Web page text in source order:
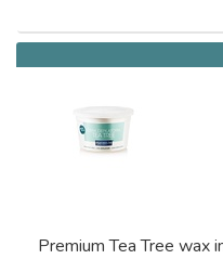
Premium Tea Tree wax